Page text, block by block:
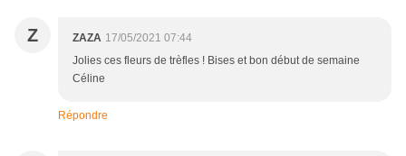
Z ZAZA 17/05/2021 07:44
Jolies ces fleurs de trèfles ! Bises et bon début de semaine
Céline
Répondre